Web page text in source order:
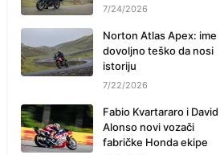
7/24/2026
Norton Atlas Apex: ime
dovoljno teško da nosi
istoriju
7/22/2026
Fabio Kvartararo i David
Alonso novi vozači
fabričke Honda ekipe